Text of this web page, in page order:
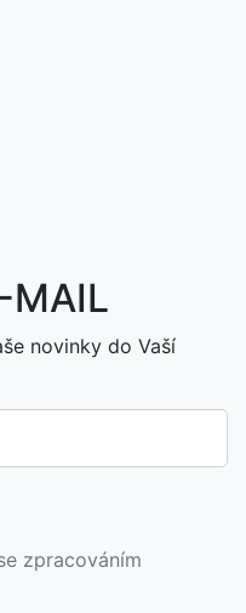
MAIL
novinky do Vaší
zpracováním